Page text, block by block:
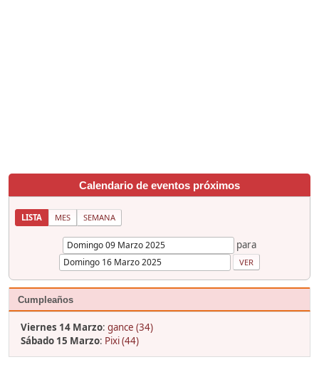
Calendario de eventos próximos
LISTA MES SEMANA
para
Cumpleaños
Viernes 14 Marzo: gance (34)
Sábado 15 Marzo: Pixi (44)